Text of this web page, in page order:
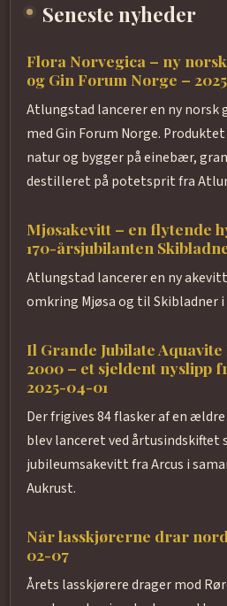
Seneste nyheder
Flora Norvegica – ny
og Gin Forum Norge –
Atlungstad lancerer en ny norsk
med Gin Forum Norge.
natur og bygger på einebær,
destilleret på potetsprit fra
Mjøsakevitt – en flytende
170-årsjubilanten
Atlungstad lancerer en ny
omkring Mjøsa og til Skibladner
Il Grande Jubilate Aquavite
2000 – et sjeldent nyslipp
2025-04-01
Der frigives 84 flasker af en
blev lanceret ved årtusindskiftet
jubileumsakevitt fra Arcus i
Aukrust.
Når lasskjørerne drar
02-07
Årets lasskjørere drager mod